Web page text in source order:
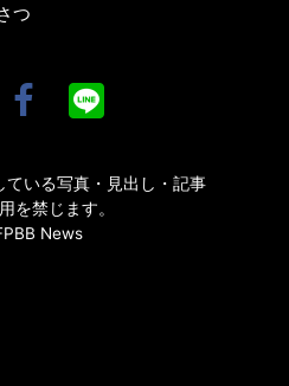
つ
ている写真・見出し・記事
を禁じます。
News